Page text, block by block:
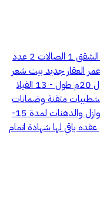
فله للبيع في تنال الواجهة جنوبية الغرف 6 عدد الشقق 1 الصالات 2 عدد
15م درج صالة عمر العقار جديد بيت شعر
حوش مدخل سيارة - المساحة 270 م² الأطوال 20م طول - 13 الفيلا
متقنة وضمانات
كاملة على اشراف البناء والكهرباء والسباكة والعوازل والدهنات لمدة 15-
بعد ٦شهور ينتهي عقده باقي لها شهادة اتمام